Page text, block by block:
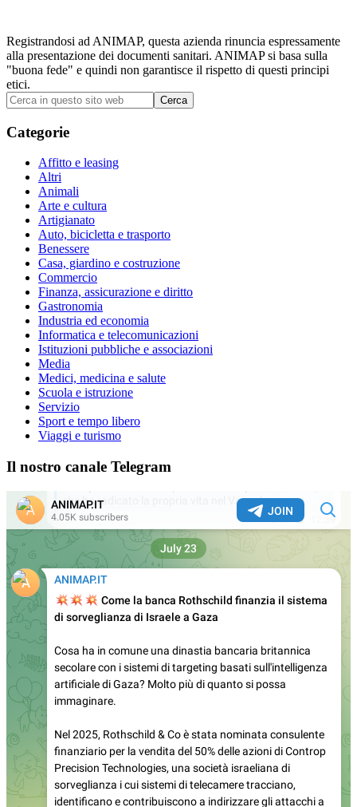
Registrandosi ad ANIMAP, questa azienda rinuncia espressamente
alla presentazione dei documenti sanitari. ANIMAP si basa sulla
"buona fede" e quindi non garantisce il rispetto di questi principi
etici.
Barra
laterale
primaria
Cerca
in
questo
sito
Categorie
Affitto e leasing
Altri
Animali
Arte e cultura
Artigianato
Auto, bicicletta e trasporto
Benessere
Casa, giardino e costruzione
Commercio
Finanza, assicurazione e diritto
Gastronomia
Industria ed economia
Informatica e telecomunicazioni
Istituzioni pubbliche e associazioni
Media
Medici, medicina e salute
Scuola e istruzione
Servizio
Sport e tempo libero
Viaggi e turismo
Il nostro canale Telegram